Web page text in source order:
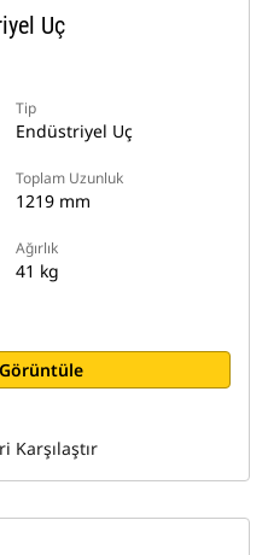
Uç
Tip
Endüstriyel Uç
Toplam Uzunluk
1219 mm
Ağırlık
41 kg
Görüntüle
Karşılaştır